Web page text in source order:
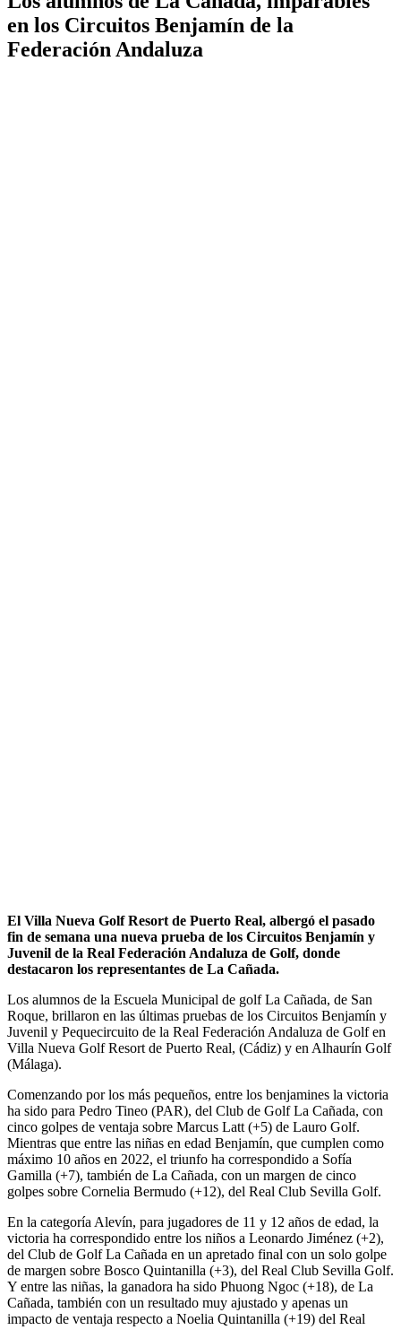
en los Circuitos Benjamín de la
Federación Andaluza
El Villa Nueva Golf Resort de Puerto Real, albergó el pasado
fin de semana una nueva prueba de los Circuitos Benjamín y
Juvenil de la Real Federación Andaluza de Golf, donde
destacaron los representantes de La Cañada.
Los alumnos de la Escuela Municipal de golf La Cañada, de San
Roque, brillaron en las últimas pruebas de los Circuitos Benjamín y
Juvenil y Pequecircuito de la Real Federación Andaluza de Golf en
Villa Nueva Golf Resort de Puerto Real, (Cádiz) y en Alhaurín Golf
(Málaga).
Comenzando por los más pequeños, entre los benjamines la victoria
ha sido para Pedro Tineo (PAR), del Club de Golf La Cañada, con
cinco golpes de ventaja sobre Marcus Latt (+5) de Lauro Golf.
Mientras que entre las niñas en edad Benjamín, que cumplen como
máximo 10 años en 2022, el triunfo ha correspondido a Sofía
Gamilla (+7), también de La Cañada, con un margen de cinco
golpes sobre Cornelia Bermudo (+12), del Real Club Sevilla Golf.
En la categoría Alevín, para jugadores de 11 y 12 años de edad, la
victoria ha correspondido entre los niños a Leonardo Jiménez (+2),
del Club de Golf La Cañada en un apretado final con un solo golpe
de margen sobre Bosco Quintanilla (+3), del Real Club Sevilla Golf.
Y entre las niñas, la ganadora ha sido Phuong Ngoc (+18), de La
Cañada, también con un resultado muy ajustado y apenas un
impacto de ventaja respecto a Noelia Quintanilla (+19) del Real